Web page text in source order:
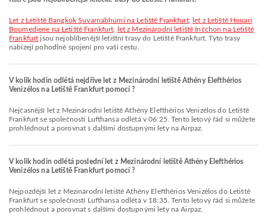
let z Letiště Bangkok Suvarnabhumi na Letiště Frankfurt,
let z Letiště Houari
Boumediene na Letiště Frankfurt
let z Mezinárodní letiště Inčchon na Letiště
Frankfurt jsou nejoblíbenější letištní trasy do Letiště Frankfurt. Tyto trasy
nabízejí pohodlné spojení pro vaši cestu.
V kolik hodin odlétá nejdříve let z Mezinárodní letiště Athény Elefthérios
Venizélos na Letiště Frankfurt pomocí ?
Nejčasnější let z Mezinárodní letiště Athény Elefthérios Venizélos do Letiště
Frankfurt se společností Lufthansa odlétá v 06:25. Tento letový řád si můžete
prohlédnout a porovnat s dalšími dostupnými lety na Airpaz.
V kolik hodin odlétá poslední let z Mezinárodní letiště Athény Elefthérios
Venizélos na Letiště Frankfurt pomocí ?
Nejpozdější let z Mezinárodní letiště Athény Elefthérios Venizélos do Letiště
Frankfurt se společností Lufthansa odlétá v 18:35. Tento letový řád si můžete
prohlédnout a porovnat s dalšími dostupnými lety na Airpaz.